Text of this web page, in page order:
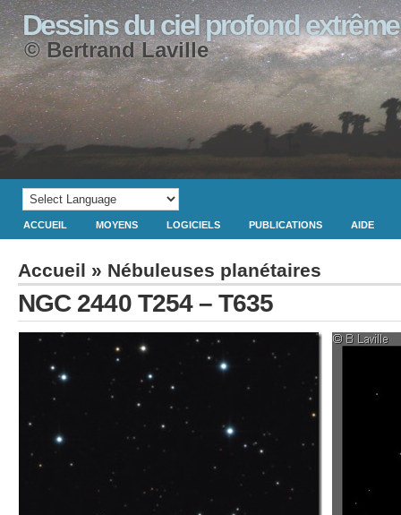
Dessins du ciel profond extrême
© Bertrand Laville
ACCUEIL MOYENS LOGICIELS PUBLICATIONS AIDE
Accueil » Nébuleuses planétaires
NGC 2440 T254 – T635